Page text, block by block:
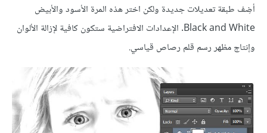
أضِف طبقة تعديلات جديدة ولكن اختر هذه المرة الأسود والأبيض
Black and White. الإعدادات الافتراضية ستكون كافية لإزالة الألوان
وإنتاج مظهر رسم قلم رصاص قياسي.